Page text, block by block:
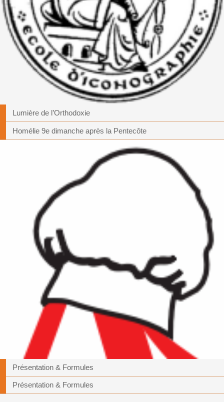
Lumière de l’Orthodoxie
Homélie 9e dimanche après la Pentecôte
Présentation & Formules
Présentation & Formules